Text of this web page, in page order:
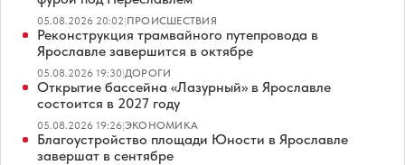
05.08.2026 20:02|ПРОИСШЕСТВИЯ
Реконструкция трамвайного путепровода в
Ярославле завершится в октябре
05.08.2026 19:30|ДОРОГИ
Открытие бассейна «Лазурный» в Ярославле
состоится в 2027 году
05.08.2026 19:26|ЭКОНОМИКА
Благоустройство площади Юности в Ярославле
завершат в сентябре